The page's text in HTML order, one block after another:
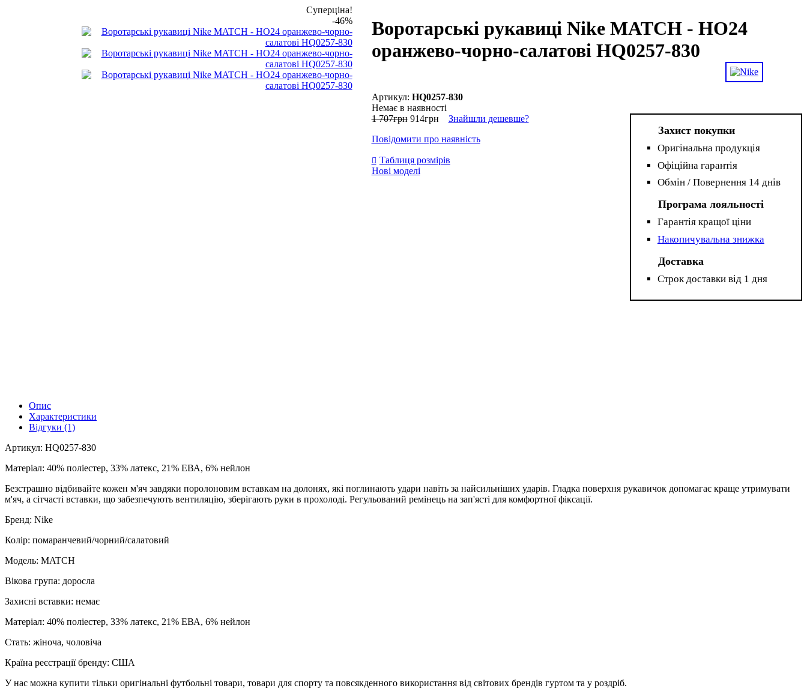
Суперціна!
-46%
Воротарські рукавиці Nike MATCH - HO24
оранжево-чорно-салатові HQ0257-830
HQ0257-830
Немає в наявності
1 707грн 914грн
Знайшли дешевше?
Повідомити про наявність
Таблиця розмірів
Нові моделі
Захист покупки
Оригінальна продукція
Офіційна гарантія
Обмін / Повернення 14 днів
Програма лояльності
Гарантія кращої ціни
Накопичувальна знижка
Доставка
Строк доставки від 1 дня
Опис
Характеристики
Відгуки (1)
Артикул: HQ0257-830
Матеріал: 40% поліестер, 33% латекс, 21% ЕВА, 6% нейлон
Безстрашно відбивайте кожен м'яч завдяки поролоновим вставкам на долонях, які поглинають удари навіть за найсильніших ударів. Гладка поверхня рукавичок допомагає краще утримувати
м'яч, а сітчасті вставки, що забезпечують вентиляцію, зберігають руки в прохолоді. Регульований ремінець на зап'ясті для комфортної фіксації.
Бренд: Nike
Колір: помаранчевий/чорний/салатовий
Модель: MATCH
Вікова група: доросла
Захисні вставки: немає
Матеріал: 40% поліестер, 33% латекс, 21% ЕВА, 6% нейлон
Стать: жіноча, чоловіча
Країна реєстрації бренду: США
У нас можна купити тільки оригінальні футбольні товари, товари для спорту та повсякденного використання від світових брендів гуртом та у роздріб.